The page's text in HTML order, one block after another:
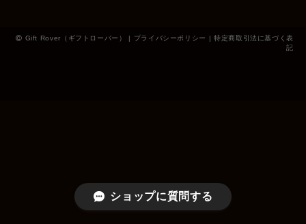
Gift Rover（ギフトローバー） | プライバシーポリシー | 特定商取引法に基づく表
記
ショップに質問する